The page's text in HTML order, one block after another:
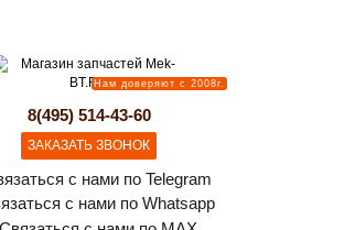
Нам доверяют с 2008г.
8(495) 514-43-60
ЗАКАЗАТЬ ЗВОНОК